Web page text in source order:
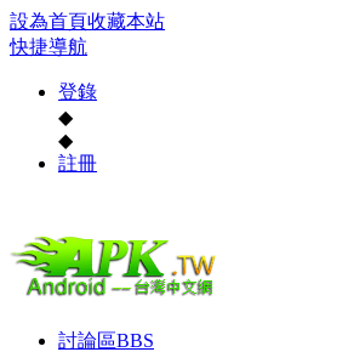
設為首頁收藏本站
快捷導航
登錄
◆
◆
註冊
討論區BBS